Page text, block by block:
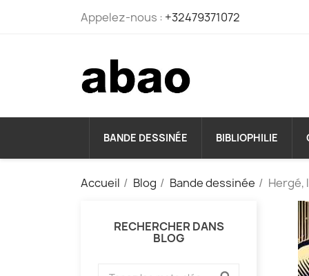
Appelez-nous : +32479371072
BANDE DESSINÉE BIBLIOPHILIE
Accueil Blog Bande dessinée Hergé,
RECHERCHER DANS
BLOG